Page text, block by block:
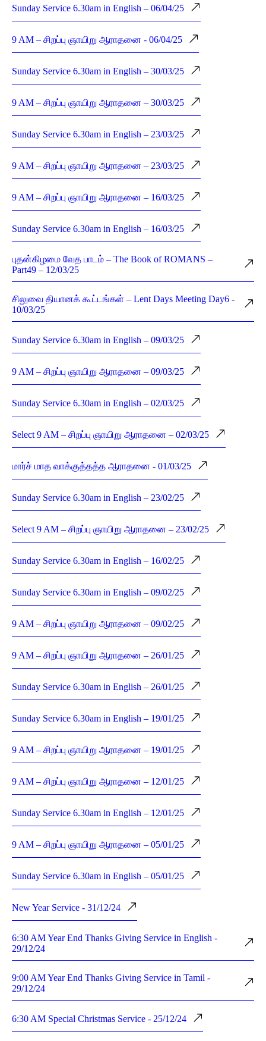
Sunday Service 6.30am in English – 06/04/25
9 AM – சிறப்பு ஞாயிறு ஆராதனை - 06/04/25
Sunday Service 6.30am in English – 30/03/25
9 AM – சிறப்பு ஞாயிறு ஆராதனை – 30/03/25
Sunday Service 6.30am in English – 23/03/25
9 AM – சிறப்பு ஞாயிறு ஆராதனை – 23/03/25
9 AM – சிறப்பு ஞாயிறு ஆராதனை – 16/03/25
Sunday Service 6.30am in English – 16/03/25
புதன்கிழமை வேத பாடம் – The Book of ROMANS –
Part49 – 12/03/25
சிலுவை தியானக் கூட்டங்கள் – Lent Days Meeting Day6 -
10/03/25
Sunday Service 6.30am in English – 09/03/25
9 AM – சிறப்பு ஞாயிறு ஆராதனை – 09/03/25
Sunday Service 6.30am in English – 02/03/25
Select 9 AM – சிறப்பு ஞாயிறு ஆராதனை – 02/03/25
மார்ச் மாத வாக்குத்தத்த ஆராதனை - 01/03/25
Sunday Service 6.30am in English – 23/02/25
Select 9 AM – சிறப்பு ஞாயிறு ஆராதனை – 23/02/25
Sunday Service 6.30am in English – 16/02/25
Sunday Service 6.30am in English – 09/02/25
9 AM – சிறப்பு ஞாயிறு ஆராதனை – 09/02/25
9 AM – சிறப்பு ஞாயிறு ஆராதனை – 26/01/25
Sunday Service 6.30am in English – 26/01/25
Sunday Service 6.30am in English – 19/01/25
9 AM – சிறப்பு ஞாயிறு ஆராதனை – 19/01/25
9 AM – சிறப்பு ஞாயிறு ஆராதனை – 12/01/25
Sunday Service 6.30am in English – 12/01/25
9 AM – சிறப்பு ஞாயிறு ஆராதனை – 05/01/25
Sunday Service 6.30am in English – 05/01/25
New Year Service - 31/12/24
6:30 AM Year End Thanks Giving Service in English -
29/12/24
9:00 AM Year End Thanks Giving Service in Tamil -
29/12/24
6:30 AM Special Christmas Service - 25/12/24